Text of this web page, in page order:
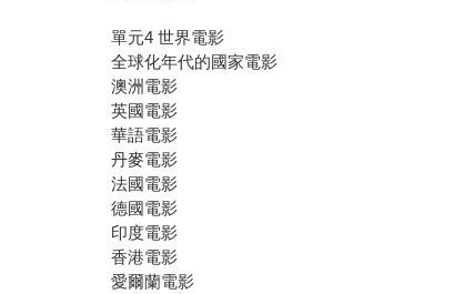
單元4 世界電影
全球化年代的國家電影
澳洲電影
英國電影
華語電影
丹麥電影
法國電影
德國電影
印度電影
香港電影
愛爾蘭電影